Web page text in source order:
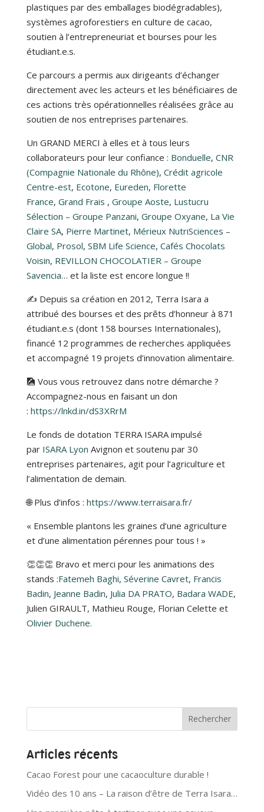
plastiques par des emballages biodégradables),
systèmes agroforestiers en culture de cacao,
soutien à l’entrepreneuriat et bourses pour les
étudiant.e.s.
Ce parcours a permis aux dirigeants d’échanger
directement avec les acteurs et les bénéficiaires de
ces actions très opérationnelles réalisées grâce au
soutien de nos entreprises partenaires.
Un GRAND MERCI à elles et à tous leurs
collaborateurs pour leur confiance : Bonduelle, CNR
(Compagnie Nationale du Rhône), Crédit agricole
Centre-est, Ecotone, Eureden, Florette
France, Grand Frais , Groupe Aoste, Lustucru
Sélection – Groupe Panzani, Groupe Oxyane, La Vie
Claire SA, Pierre Martinet, Mérieux NutriSciences –
Global, Prosol, SBM Life Science, Cafés Chocolats
Voisin, REVILLON CHOCOLATIER – Groupe
Savencia… et la liste est encore longue !!
✍ Depuis sa création en 2012, Terra Isara a
attribué des bourses et des prêts d’honneur à 871
étudiant.e.s (dont 158 bourses Internationales),
financé 12 programmes de recherches appliquées
et accompagné 19 projets d’innovation alimentaire.
🎑 Vous vous retrouvez dans notre démarche ?
Accompagnez-nous en faisant un don
: https://lnkd.in/dS3XRrM
Le fonds de dotation TERRA ISARA impulsé
par ISARA Lyon Avignon et soutenu par 30
entreprises partenaires, agit pour l’agriculture et
l’alimentation de demain.
🌐 Plus d’infos : https://www.terraisara.fr/
« Ensemble plantons les graines d’une agriculture
et d’une alimentation pérennes pour tous ! »
👏👏👏 Bravo et merci pour les animations des
stands :Fatemeh Baghi, Séverine Cavret, Francis
Badin, Jeanne Badin, Julia DA PRATO, Badara WADE,
Julien GIRAULT, Mathieu Rouge, Florian Celette et
Olivier Duchene.
Articles récents
Cacao Forest pour une cacaoculture durable !
Vidéo des 10 ans – La raison d’être de Terra Isara…